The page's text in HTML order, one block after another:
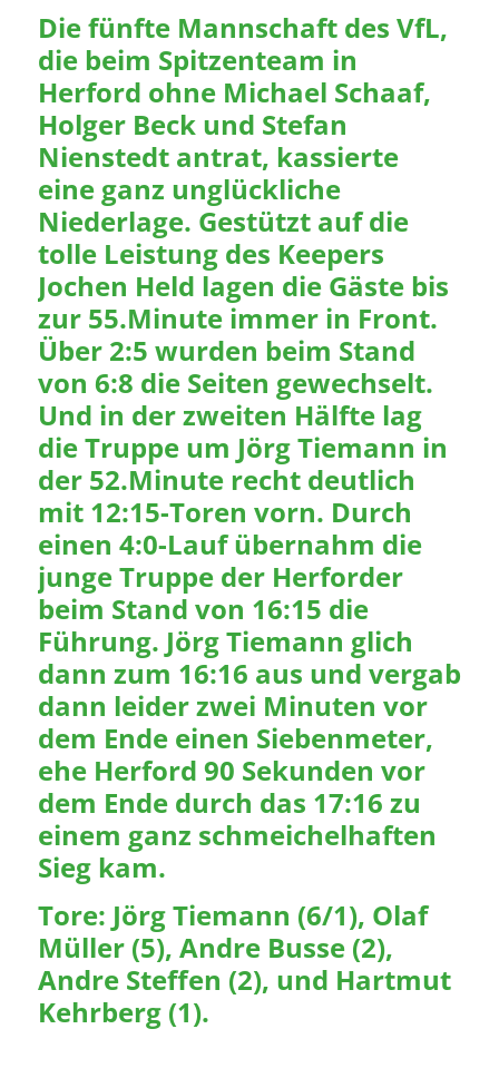
Die fünfte Mannschaft des VfL,
die beim Spitzenteam in
Herford ohne Michael Schaaf,
Holger Beck und Stefan
Nienstedt antrat, kassierte
eine ganz unglückliche
Niederlage. Gestützt auf die
tolle Leistung des Keepers
Jochen Held lagen die Gäste bis
zur 55.Minute immer in Front.
Über 2:5 wurden beim Stand
von 6:8 die Seiten gewechselt.
Und in der zweiten Hälfte lag
die Truppe um Jörg Tiemann in
der 52.Minute recht deutlich
mit 12:15-Toren vorn. Durch
einen 4:0-Lauf übernahm die
junge Truppe der Herforder
beim Stand von 16:15 die
Führung. Jörg Tiemann glich
dann zum 16:16 aus und vergab
dann leider zwei Minuten vor
dem Ende einen Siebenmeter,
ehe Herford 90 Sekunden vor
dem Ende durch das 17:16 zu
einem ganz schmeichelhaften
Sieg kam.
Tore: Jörg Tiemann (6/1), Olaf
Müller (5), Andre Busse (2),
Andre Steffen (2), und Hartmut
Kehrberg (1).